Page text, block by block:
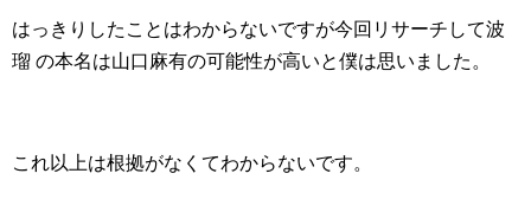
はっきりしたことはわからないですが今回リサーチして波
瑠 の本名は山口麻有の可能性が高いと僕は思いました。
これ以上は根拠がなくてわからないです。